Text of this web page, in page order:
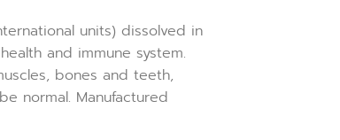
units) dissolved in
and immune system.
bones and teeth,
normal. Manufactured